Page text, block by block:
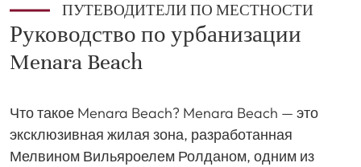
ПУТЕВОДИТЕЛИ ПО МЕСТНОСТИ
Руководство по урбанизации
Menara Beach
Что такое Menara Beach? Menara Beach — это
эксклюзивная жилая зона, разработанная
Мелвином Вильяроелем Ролданом, одним из